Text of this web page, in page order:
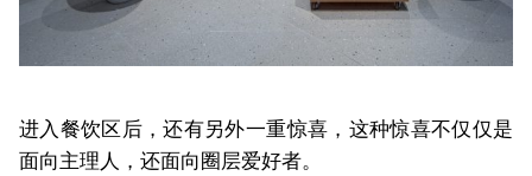
进入餐饮区后，还有另外一重惊喜，这种惊喜不仅仅是
面向主理人，还面向圈层爱好者。